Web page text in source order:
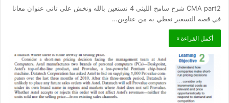
CMA part2 شرح سامح الليثي 4 نستعين بالله ونخش على تاني عنوان معانا
في قصة التسعير نغطي به من عناوين…
أكمل القراءة »